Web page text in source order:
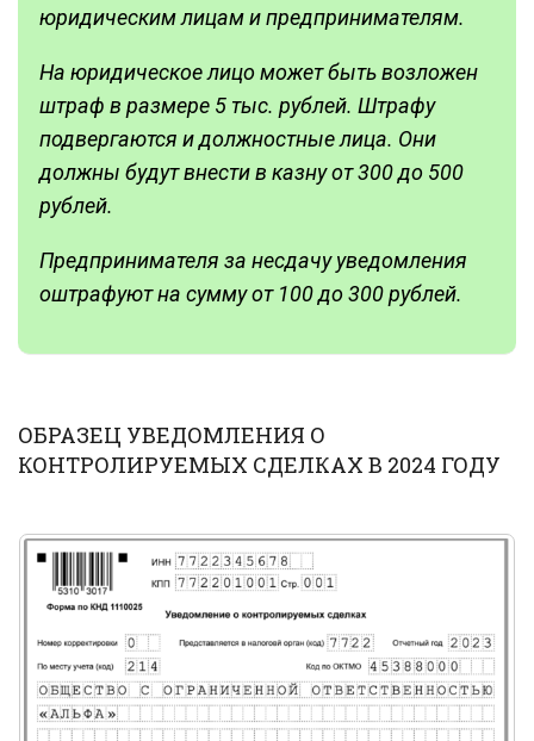
юридическим лицам и предпринимателям.
На юридическое лицо может быть возложен
штраф в размере 5 тыс. рублей. Штрафу
подвергаются и должностные лица. Они
должны будут внести в казну от 300 до 500
рублей.
Предпринимателя за несдачу уведомления
оштрафуют на сумму от 100 до 300 рублей.
ОБРАЗЕЦ УВЕДОМЛЕНИЯ О
КОНТРОЛИРУЕМЫХ СДЕЛКАХ В 2024 ГОДУ